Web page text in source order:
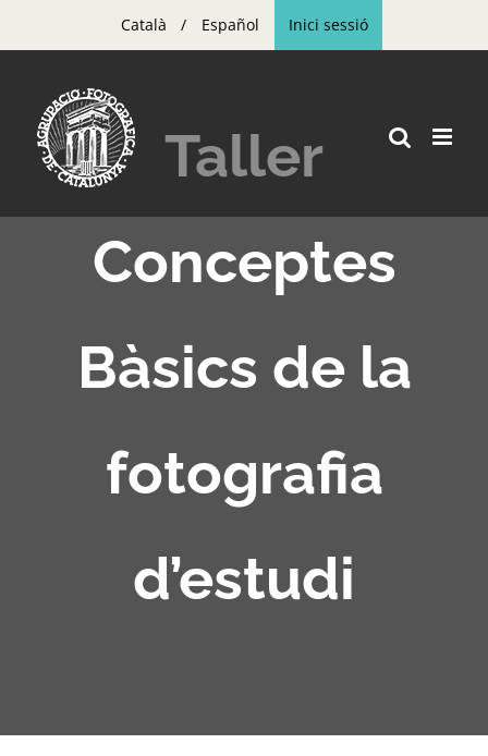
to
content
Català Español Inici sessió
Taller
Conceptes
Bàsics de la
fotografia
d’estudi